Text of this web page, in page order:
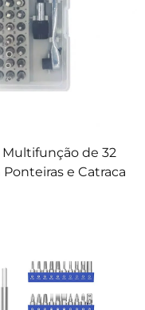
de 32
e Catraca